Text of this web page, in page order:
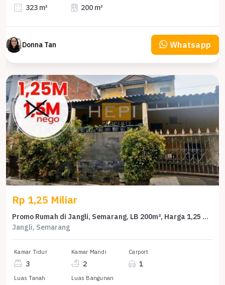
323 m² 200 m²
Donna Tan Whatsapp
Rp 1,25 Miliar
Promo Rumah di Jangli, Semarang, LB 200m², Harga 1,25 Miliar
Jangli, Semarang
Kamar Tidur
3
Kamar Mandi
2
Carport
1
Luas Tanah Luas Bangunan